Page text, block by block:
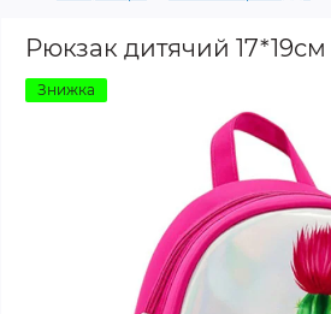
Рюкзак дитячий 17*19см
Знижка